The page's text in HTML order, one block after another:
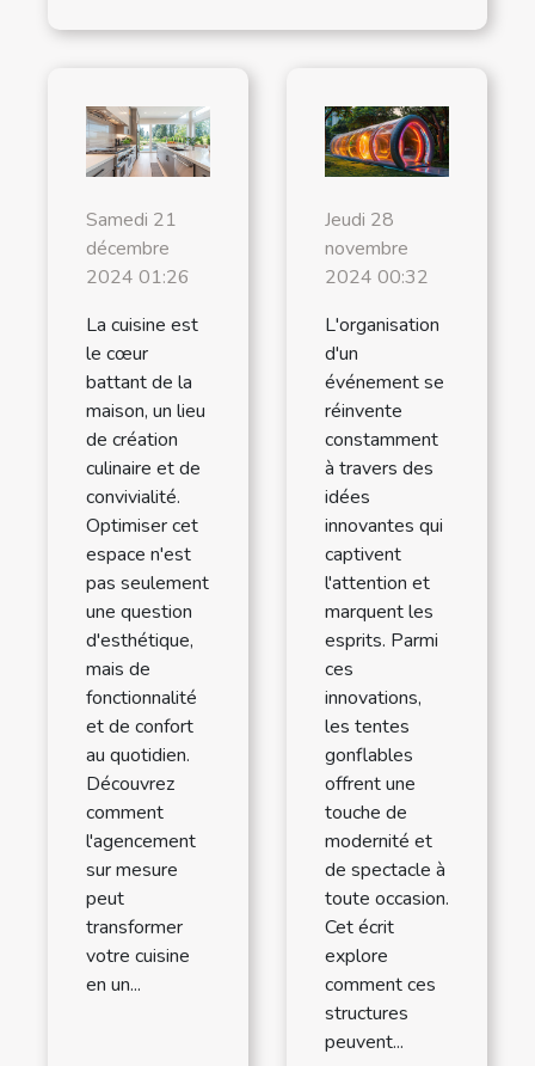
Samedi 21
décembre
2024 01:26
La cuisine est
le cœur
battant de la
maison, un lieu
de création
culinaire et de
convivialité.
Optimiser cet
espace n'est
pas seulement
une question
d'esthétique,
mais de
fonctionnalité
et de confort
au quotidien.
Découvrez
comment
l'agencement
sur mesure
peut
transformer
votre cuisine
en un...
Jeudi 28
novembre
2024 00:32
L'organisation
d'un
événement se
réinvente
constamment
à travers des
idées
innovantes qui
captivent
l'attention et
marquent les
esprits. Parmi
ces
innovations,
les tentes
gonflables
offrent une
touche de
modernité et
de spectacle à
toute occasion.
Cet écrit
explore
comment ces
structures
peuvent...